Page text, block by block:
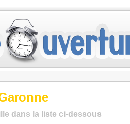
dans la liste ci-dessous